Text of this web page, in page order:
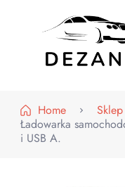
Home
Sklep
Ładowarka
i USB A.